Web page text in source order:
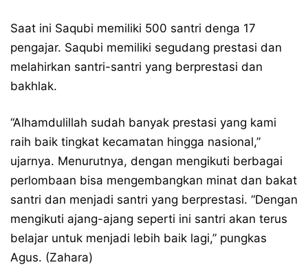
Saat ini Saqubi memiliki 500 santri denga 17
pengajar. Saqubi memiliki segudang prestasi dan
melahirkan santri-santri yang berprestasi dan
bakhlak.
“Alhamdulillah sudah banyak prestasi yang kami
raih baik tingkat kecamatan hingga nasional,”
ujarnya. Menurutnya, dengan mengikuti berbagai
perlombaan bisa mengembangkan minat dan bakat
santri dan menjadi santri yang berprestasi. “Dengan
mengikuti ajang-ajang seperti ini santri akan terus
belajar untuk menjadi lebih baik lagi,” pungkas
Agus. (Zahara)